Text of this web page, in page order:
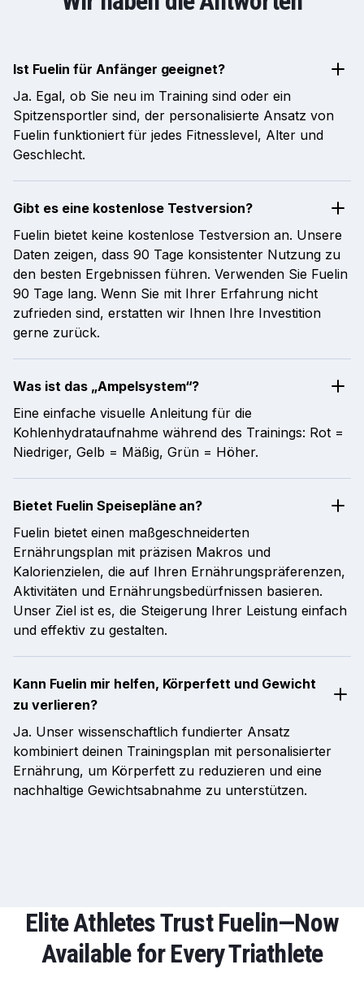
Ist Fuelin für Anfänger geeignet?
Ja. Egal, ob Sie neu im Training sind oder ein
Spitzensportler sind, der personalisierte Ansatz von
Fuelin funktioniert für jedes Fitnesslevel, Alter und
Geschlecht.
Gibt es eine kostenlose Testversion?
Fuelin bietet keine kostenlose Testversion an. Unsere
Daten zeigen, dass 90 Tage konsistenter Nutzung zu
den besten Ergebnissen führen. Verwenden Sie Fuelin
90 Tage lang. Wenn Sie mit Ihrer Erfahrung nicht
zufrieden sind, erstatten wir Ihnen Ihre Investition
gerne zurück.
Was ist das „Ampelsystem“?
Eine einfache visuelle Anleitung für die
Kohlenhydrataufnahme während des Trainings: Rot =
Niedriger, Gelb = Mäßig, Grün = Höher.
Bietet Fuelin Speisepläne an?
Fuelin bietet einen maßgeschneiderten
Ernährungsplan mit präzisen Makros und
Kalorienzielen, die auf Ihren Ernährungspräferenzen,
Aktivitäten und Ernährungsbedürfnissen basieren.
Unser Ziel ist es, die Steigerung Ihrer Leistung einfach
und effektiv zu gestalten.
Kann Fuelin mir helfen, Körperfett und Gewicht
zu verlieren?
Ja. Unser wissenschaftlich fundierter Ansatz
kombiniert deinen Trainingsplan mit personalisierter
Ernährung, um Körperfett zu reduzieren und eine
nachhaltige Gewichtsabnahme zu unterstützen.
Elite Athletes Trust Fuelin—Now
Available for Every Triathlete